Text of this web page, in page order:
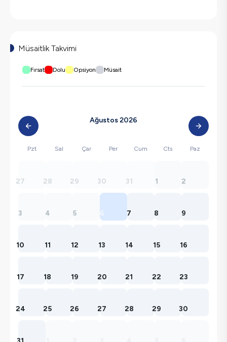
Müsaitlik Takvimi
Fırsat Dolu Opsiyon Müsait
Ağustos 2026
Pzt Sal Çar Per Cum Cts Paz
27 28 29 30 31 1 2
3 4 5 6 7 8 9
10 11 12 13 14 15 16
17 18 19 20 21 22 23
24 25 26 27 28 29 30